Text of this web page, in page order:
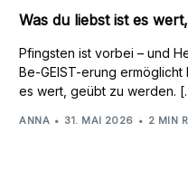
Was du liebst ist es
Pfingsten ist vorbei – und
Be-GEIST-erung
es wert, geübt zu werden.
ANNA 31. MAI 2026 2 MIN